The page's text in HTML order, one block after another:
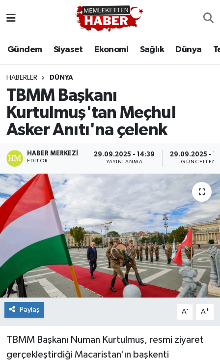
Gündem Siyaset Ekonomi Sağlık Dünya
HABERLER DÜNYA
TBMM Başkanı
Kurtulmuş'tan Meçhul
Asker Anıtı'na çelenk
HABER MERKEZI
EDITÖR
29.09.2025 - 14:39
YAYINLANMA
29.09.2025 -
Paylaş A- A+
TBMM Başkanı Numan Kurtulmuş, resmi ziyaret
gerçekleştirdiği Macaristan’ın başkenti